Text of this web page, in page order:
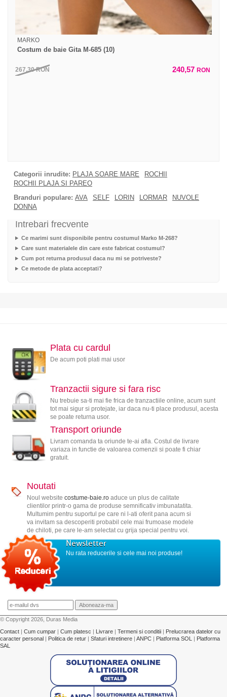
MARKO
Costum de baie Gita M-685 (10)
267,30RON 240,57 RON
Categorii inrudite: PLAJA SOARE MARE
ROCHII
ROCHII PLAJA SI PAREO
Branduri populare: AVA SELF LORIN LORMAR
NUVOLE
DONNA
Intrebari frecvente
Ce marimi sunt disponibile pentru costumul Marko M-268?
Care sunt materialele din care este fabricat costumul?
Cum pot returna produsul daca nu mi se potriveste?
Ce metode de plata acceptati?
Plata cu cardul
De acum poti plati mai usor
Tranzactii sigure si fara risc
Nu trebuie sa-ti mai fie frica de tranzactiile online, acum sunt
tot mai sigur si protejate, iar daca nu-ti place produsul, acesta
se poate returna usor.
Transport oriunde
Livram comanda ta oriunde te-ai afla. Costul de livrare
variaza in functie de valoarea comenzii si poate fi chiar
gratuit.
Noutati
Noul website costume-baie.roaduce un plus de calitate
clientilor printr-o gama de produse semnificativ imbunatatita.
Multumim pentru suportul pe care ni l-ati oferit pana acum si
va invitam sa descoperiti probabil cele mai frumoase modele
de chiloti, pe care le-am selectat cu grija special pentru voi.
Newsletter
Nu rata reducerile si cele mai noi produse!
© Copyright 2026, Duras Media
Contact | Cum cumpar | Cum platesc | Livrare | Termeni si conditii | Prelucrarea datelor cu
caracter personal | Politica de retur | Sfaturi intretinere | ANPC | Platforma SOL | Platforma
SAL